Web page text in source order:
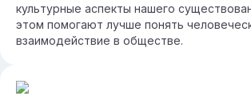
культурные аспекты нашего
этом помогают лучше понять
взаимодействие в обществе.